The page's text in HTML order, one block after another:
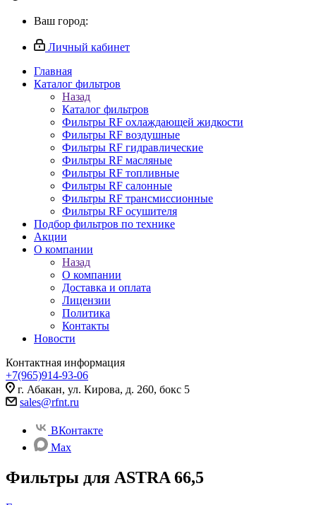
Ваш город:
Личный кабинет
Главная
Каталог фильтров
Назад
Каталог фильтров
Фильтры RF охлаждающей жидкости
Фильтры RF воздушные
Фильтры RF гидравлические
Фильтры RF масляные
Фильтры RF топливные
Фильтры RF салонные
Фильтры RF трансмиссионные
Фильтры RF осушителя
Подбор фильтров по технике
Акции
О компании
Назад
О компании
Доставка и оплата
Лицензии
Политика
Контакты
Новости
Контактная информация
+7(965)914-93-06
г. Абакан, ул. Кирова, д. 260, бокс 5
sales@rfnt.ru
ВКонтакте
Max
Фильтры для ASTRA 66,5